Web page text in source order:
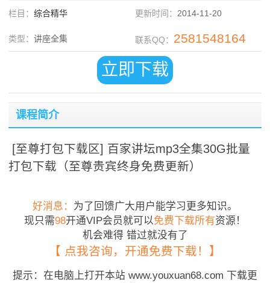
栏目： 综合精华 更新时间： 2014-11-20
类型： 讲座全集 联系QQ： 2581548164
立即下载
课程简介
[至尊打包下载区] 百家讲坛mp3全集30G批量
打包下载（至尊贵宾终身免费更新）
好消息： 为了回馈广大用户能学习更多知识。
现只需98开通VIP会员就可以免费下载所有资源！
机会难得 错过就没有了
【 点我咨询，开通免费下载！】
提示：在电脑上打开本站 www.youxuan68.com 下载更